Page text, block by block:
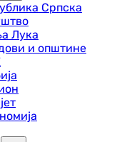
Српска
Лука
и општине